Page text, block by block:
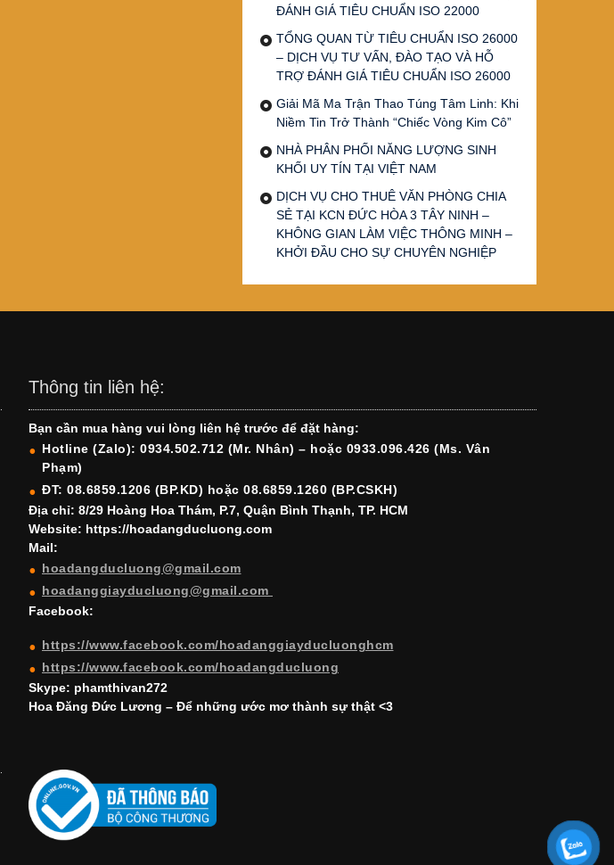
ĐÁNH GIÁ TIÊU CHUẨN ISO 22000
TỔNG QUAN TỪ TIÊU CHUẨN ISO 26000
– DỊCH VỤ TƯ VẤN, ĐÀO TẠO VÀ HỖ
TRỢ ĐÁNH GIÁ TIÊU CHUẨN ISO 26000
Giải Mã Ma Trận Thao Túng Tâm Linh: Khi
Niềm Tin Trở Thành “Chiếc Vòng Kim Cô”
NHÀ PHÂN PHỐI NĂNG LƯỢNG SINH
KHỐI UY TÍN TẠI VIỆT NAM
DỊCH VỤ CHO THUÊ VĂN PHÒNG CHIA
SẺ TẠI KCN ĐỨC HÒA 3 TÂY NINH –
KHÔNG GIAN LÀM VIỆC THÔNG MINH –
KHỞI ĐẦU CHO SỰ CHUYÊN NGHIỆP
Thông tin liên hệ:
Bạn cần mua hàng vui lòng liên hệ trước để đặt hàng:
Hotline (Zalo): 0934.502.712 (Mr. Nhân) – hoặc 0933.096.426 (Ms. Vân
Phạm)
ĐT: 08.6859.1206 (BP.KD) hoặc 08.6859.1260 (BP.CSKH)
Địa chỉ: 8/29 Hoàng Hoa Thám, P.7, Quận Bình Thạnh, TP. HCM
Website: https://hoadangducluong.com
Mail:
hoadangducluong@gmail.com
hoadanggiayducluong@gmail.com
Facebook:
https://www.facebook.com/hoadanggiayducluonghcm
https://www.facebook.com/hoadangducluong
Skype: phamthivan272
Hoa Đăng Đức Lương – Để những ước mơ thành sự thật <3